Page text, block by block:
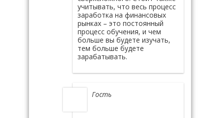
учитывать, что весь процесс
заработка на финансовых
рынках – это постоянный
процесс обучения, и чем
больше вы будете изучать,
тем больше будете
зарабатывать.
Гость